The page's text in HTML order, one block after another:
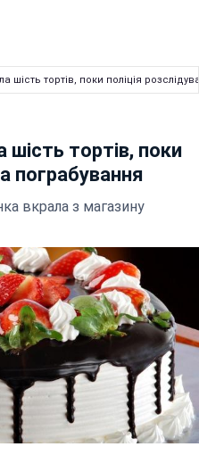
шість тортів, поки поліція
шість тортів, поки
пограбування
вкрала з магазину